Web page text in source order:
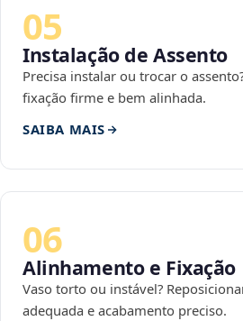
05
Instalação de Assento
Precisa instalar ou trocar o
fixação firme e bem alinhada.
SAIBA MAIS
06
Alinhamento e Fixação
Vaso torto ou instável?
adequada e acabamento preciso.